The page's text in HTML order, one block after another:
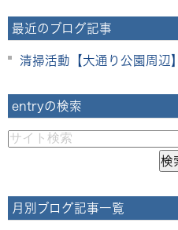
最近のブログ記事
清掃活動【大通り公園周辺】
entryの検索
月別ブログ記事一覧